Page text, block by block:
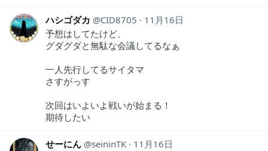
ハシゴダカ CID8705
11月16日
予想はしてたけど、
グダグダと無駄な会議してるなぁ
一人先行してるサイタマ
さすがっす
次回はいよいよ戦いが始まる！
期待したい
せーにん seininTK
11月16日